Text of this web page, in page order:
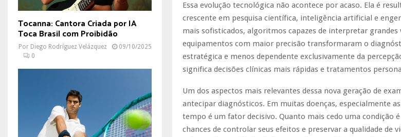
Essa evolução tecnológica não acontece por acaso. Ela é
crescente em pesquisa científica, inteligência artificial e
mais sofisticados, algoritmos capazes de interpretar grandes
equipamentos com maior precisão transformaram o
estratégica e menos dependente exclusivamente da
significa decisões clínicas mais rápidas e tratamentos
Um dos aspectos mais relevantes dessa nova geração de
antecipar diagnósticos. Em muitas doenças, especialmente
tempo é um fator decisivo. Quanto mais cedo uma condição
chances de controlar seus efeitos e preservar a qualidade de
Tocanna: Cantora Criada por IA
Toca Brasil com Proibidão
Por Diego Rodríguez Velázquez
09/10/2025
0